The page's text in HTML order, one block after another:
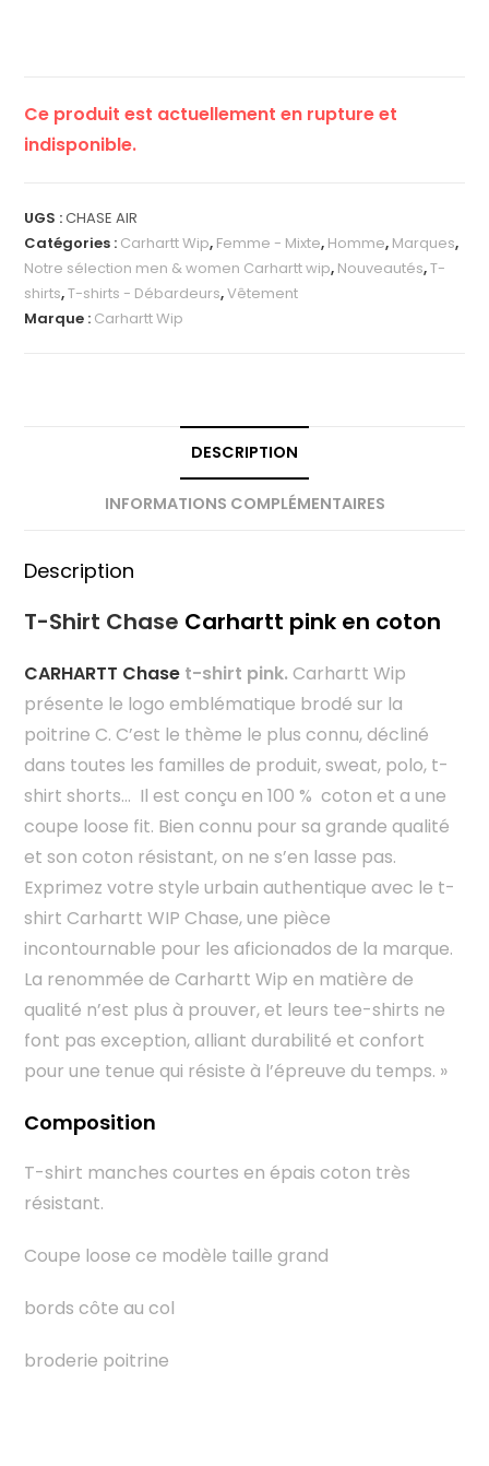
Ce produit est actuellement en rupture et
indisponible.
UGS :CHASE AIR
Catégories : Carhartt Wip, Femme - Mixte, Homme, Marques,
Notre sélection men & women Carhartt wip, Nouveautés,T-
shirts,T-shirts - Débardeurs,Vêtement
Marque : Carhartt Wip
DESCRIPTION
INFORMATIONS COMPLÉMENTAIRES
Description
T-Shirt Chase Carhartt pink en coton
CARHARTT Chase t-shirt pink. Carhartt Wip
présente le logo emblématique brodé sur la
poitrine C. C’est le thème le plus connu, décliné
dans toutes les familles de produit, sweat, polo, t-
shirt shorts… Il est conçu en 100 % coton et a une
coupe loose fit. Bien connu pour sa grande qualité
et son coton résistant, on ne s’en lasse pas.
Exprimez votre style urbain authentique avec le t-
shirt Carhartt WIP Chase, une pièce
incontournable pour les aficionados de la marque.
La renommée de Carhartt Wip en matière de
qualité n’est plus à prouver, et leurs tee-shirts ne
font pas exception, alliant durabilité et confort
pour une tenue qui résiste à l’épreuve du temps. »
Composition
T-shirt manches courtes en épais coton très
résistant.
Coupe loose ce modèle taille grand
bords côte au col
broderie poitrine